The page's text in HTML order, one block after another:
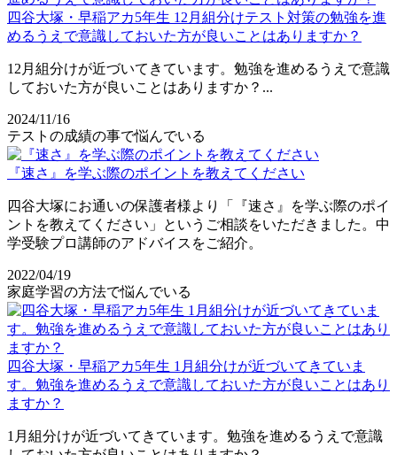
四谷大塚・早稲アカ5年生 12月組分けテスト対策の勉強を進
めるうえで意識しておいた方が良いことはありますか？
12月組分けが近づいてきています。勉強を進めるうえで意識
しておいた方が良いことはありますか？...
2024/11/16
テストの成績の事で悩んでいる
『速さ』を学ぶ際のポイントを教えてください
四谷大塚にお通いの保護者様より「『速さ』を学ぶ際のポイ
ントを教えてください」というご相談をいただきました。中
学受験プロ講師のアドバイスをご紹介。
2022/04/19
家庭学習の方法で悩んでいる
四谷大塚・早稲アカ5年生 1月組分けが近づいてきていま
す。勉強を進めるうえで意識しておいた方が良いことはあり
ますか？
1月組分けが近づいてきています。勉強を進めるうえで意識